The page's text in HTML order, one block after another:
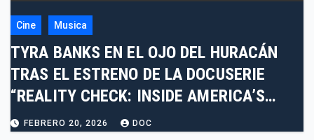
Cine Musica
TYRA BANKS EN EL OJO DEL HURACÁN
TRAS EL ESTRENO DE LA DOCUSERIE
“REALITY CHECK: INSIDE AMERICA’S
NEXT TOP MODEL”
FEBRERO 20, 2026 DOC